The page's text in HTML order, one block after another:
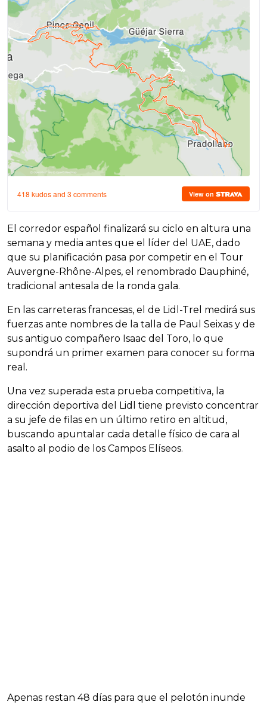
El corredor español finalizará su ciclo en altura una
semana y media antes que el líder del UAE, dado
que su planificación pasa por competir en el Tour
Auvergne-Rhône-Alpes, el renombrado Dauphiné,
tradicional antesala de la ronda gala.
En las carreteras francesas, el de Lidl-Trel medirá sus
fuerzas ante nombres de la talla de Paul Seixas y de
sus antiguo compañero Isaac del Toro, lo que
supondrá un primer examen para conocer su forma
real.
Una vez superada esta prueba competitiva, la
dirección deportiva del Lidl tiene previsto concentrar
a su jefe de filas en un último retiro en altitud,
buscando apuntalar cada detalle físico de cara al
asalto al podio de los Campos Elíseos.
Apenas restan 48 días para que el pelotón inunde